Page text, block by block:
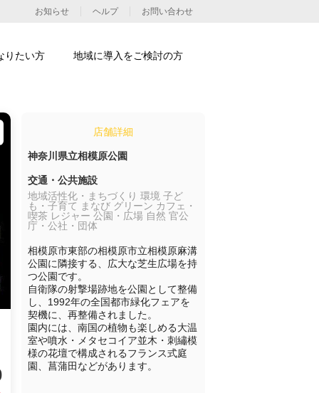
店舗詳細
神奈川県立相模原公園
交通・公共施設
地域活性化・まちづくり 環境 子ど
も・子育て まなび グリーン カフェ・
喫茶 レジャー 公園・広場 自然 官公
庁・公社・団体
相模原市東部の相模原市立相模原麻溝
公園に隣接する、広大な芝生広場を持
つ公園です。
自衛隊の射撃場跡地を公園として整備
し、1992年の全国都市緑化フェアを
契機に、再整備されました。
園内には、南国の植物も楽しめる大温
室や噴水・メタセコイア並木・刺繡模
様の花壇で構成されるフランス式庭
園、菖蒲田などがあります。
お知らせ ヘルプ お問い合わせ
りたい方 地域に導入をご検討の方